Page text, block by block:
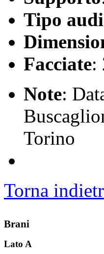
Tipo
Facciate:
Note:
Torino
Torna
Brani
Lato A